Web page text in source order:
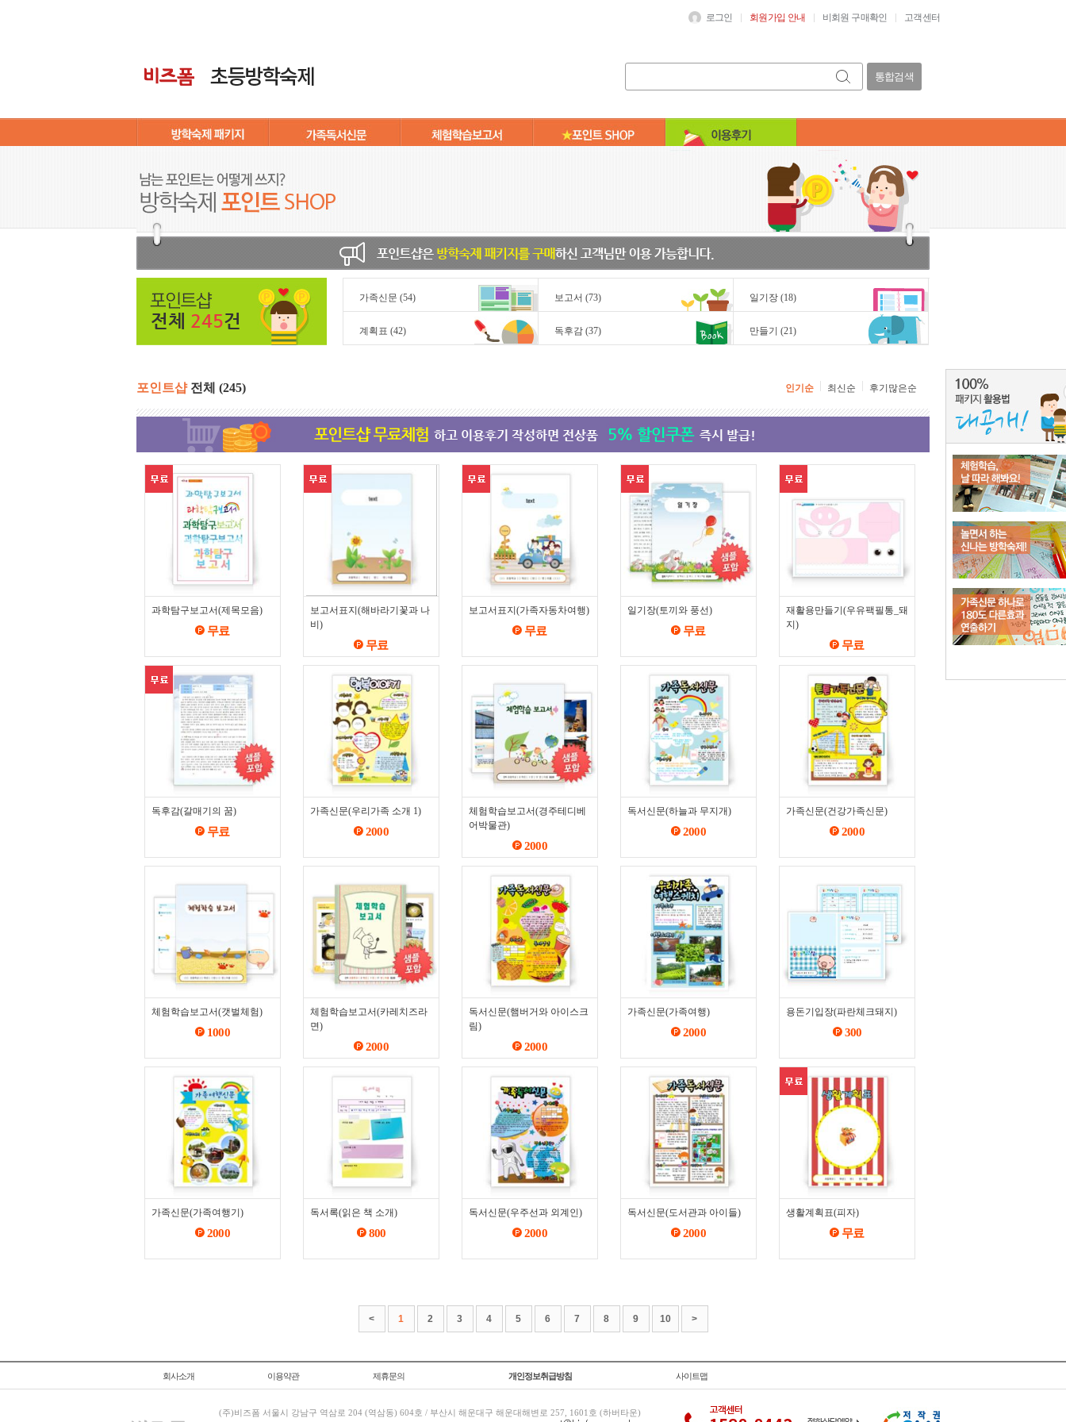
로그인 회원가입 안내 비회원 구매확인 고객센터
통합검색
전체 245건
가족신문 (54) 보고서 (73) 일기장 (18)
계획표 (42) 독후감 (37) 만들기 (21)
포인트샵전체 (245) 인기순 최신순 후기많은순
과학탐구보고서(제목모음)
무료
보고서표지(해바라기꽃과 나
비)
무료
보고서표지(가족자동차여행)
무료
일기장(토끼와 풍선)
무료
재활용만들기(우유팩필통_돼
지)
무료
독후감(갈매기의 꿈)
무료
가족신문(우리가족 소개 1)
2000
체험학습보고서(경주테디베
어박물관)
2000
독서신문(하늘과 무지개)
2000
가족신문(건강가족신문)
2000
체험학습보고서(갯벌체험)
1000
체험학습보고서(카레치즈라
면)
2000
독서신문(햄버거와 아이스크
림)
2000
가족신문(가족여행)
2000
용돈기입장(파란체크돼지)
300
가족신문(가족여행기)
2000
독서록(읽은 책 소개)
800
독서신문(우주선과 외계인)
2000
독서신문(도서관과 아이들)
2000
생활계획표(피자)
무료
< 1 2 3 4 5 6 7 8 9 10 >
회사소개 이용약관 제휴문의 개인정보취급방침 사이트맵
(주)비즈폼 서울시 강남구 역삼로 204 (역삼동) 604호 / 부산시 해운대구 해운대해변로 257, 1601호 (하버타운)